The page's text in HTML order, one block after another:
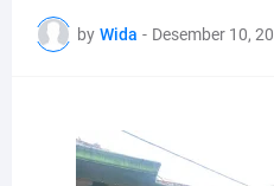
by Wida - Desember 10,